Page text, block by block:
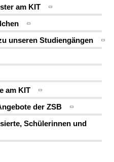
am KIT
unseren Studiengängen
am KIT
der ZSB
Schülerinnen und